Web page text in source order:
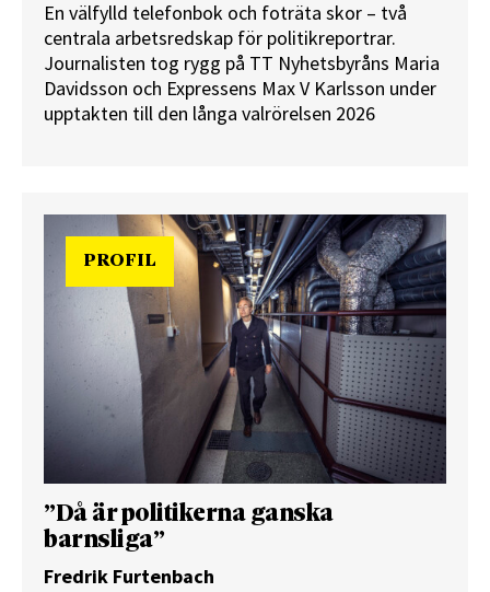
En välfylld telefonbok och foträta skor – två
centrala arbetsredskap för politikreportrar.
Journalisten tog rygg på TT Nyhetsbyråns Maria
Davidsson och Expressens Max V Karlsson under
upptakten till den långa valrörelsen 2026
PROFIL
”Då är politikerna ganska
barnsliga”
Fredrik Furtenbach